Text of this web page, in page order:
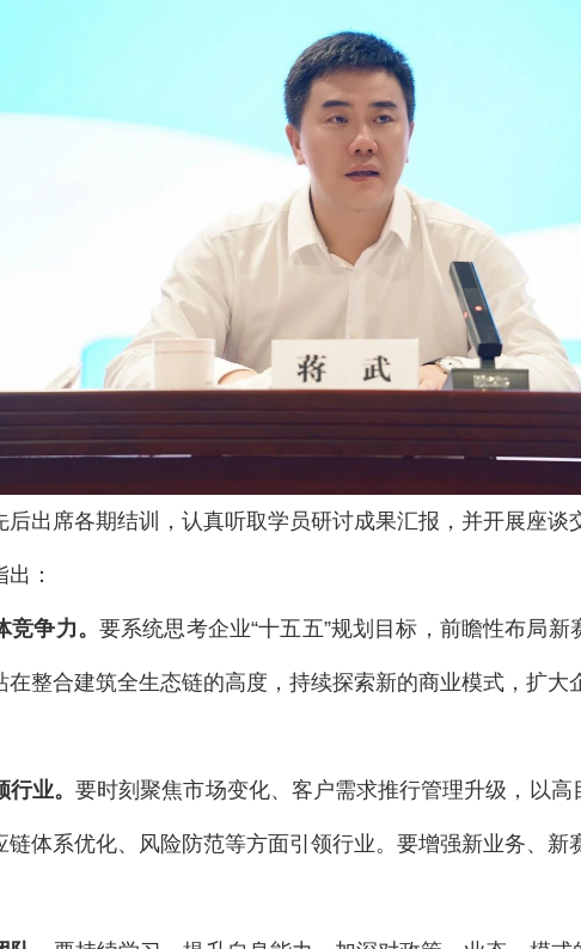
出席各期结训，认真听取学员研讨成果汇报，并开展座
：
争力。 要系统思考企业“十五五”规划目标，前瞻性布局
整合建筑全生态链的高度，持续探索新的商业模式，扩大
行业。要时刻聚焦市场变化、客户需求推行管理升级，以
体系优化、风险防范等方面引领行业。要增强新业务、新